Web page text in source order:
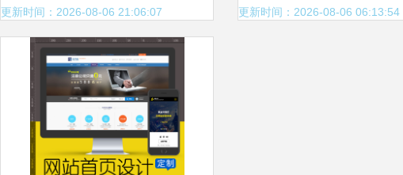
更新时间：2026-08-06 21:06:07 更新时间：2026-08-06 06:13:54